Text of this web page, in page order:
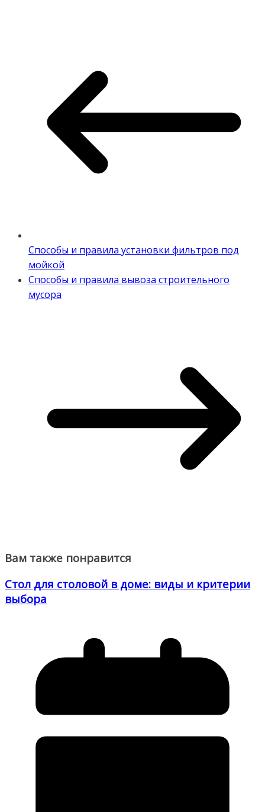
Способы и правила установки фильтров под
мойкой
Способы и правила вывоза строительного
мусора
Вам также понравится
Стол для столовой в доме: виды и критерии
выбора